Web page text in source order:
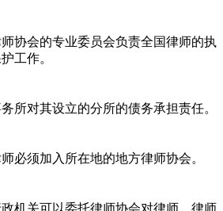
协会的专业委员会负责全国律师的执
工作。
所对其设立的分所的债务承担责任。
必须加入所在地的地方律师协会。
机关可以委托律师协会对律师、律师